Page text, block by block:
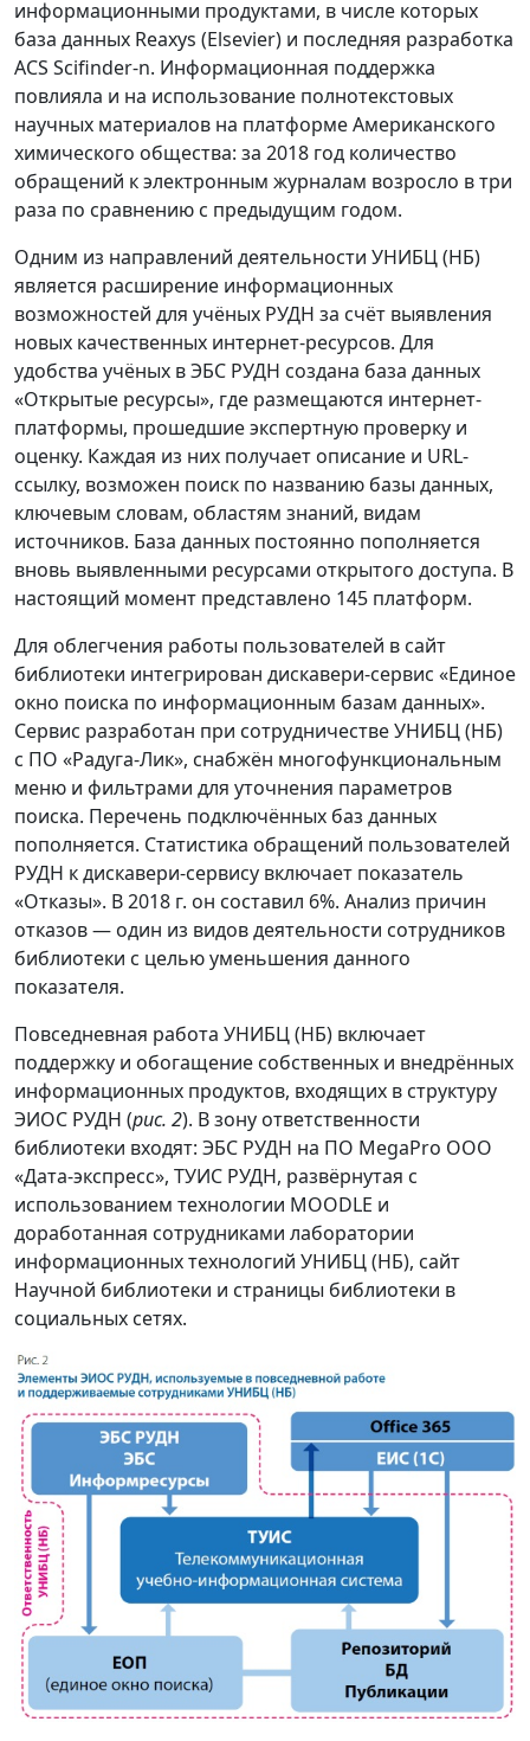
информационными продуктами, в числе которых
база данных Reaxys (Elsevier) и последняя разработка
ACS Scifinder-n. Информационная поддержка
повлияла и на использование полнотекстовых
научных материалов на платформе Американского
химического общества: за 2018 год количество
обращений к электронным журналам возросло в три
раза по сравнению с предыдущим годом.
Одним из направлений деятельности УНИБЦ (НБ)
является расширение информационных
возможностей для учёных РУДН за счёт выявления
новых качественных интернет-ресурсов. Для
удобства учёных в ЭБС РУДН создана база данных
«Открытые ресурсы», где размещаются интернет-
платформы, прошедшие экспертную проверку и
оценку. Каждая из них получает описание и URL-
ссылку, возможен поиск по названию базы данных,
ключевым словам, областям знаний, видам
источников. База данных постоянно пополняется
вновь выявленными ресурсами открытого доступа. В
настоящий момент представлено 145 платформ.
Для облегчения работы пользователей в сайт
библиотеки интегрирован дискавери-сервис «Единое
окно поиска по информационным базам данных».
Сервис разработан при сотрудничестве УНИБЦ (НБ)
с ПО «Радуга-Лик», снабжён многофункциональным
меню и фильтрами для уточнения параметров
поиска. Перечень подключённых баз данных
пополняется. Статистика обращений пользователей
РУДН к дискавери-сервису включает показатель
«Отказы». В 2018 г. он составил 6%. Анализ причин
отказов — один из видов деятельности сотрудников
библиотеки с целью уменьшения данного
показателя.
Повседневная работа УНИБЦ (НБ) включает
поддержку и обогащение собственных и внедрённых
информационных продуктов, входящих в структуру
ЭИОС РУДН (рис. 2). В зону ответственности
библиотеки входят: ЭБС РУДН на ПО MegaPro ООО
«Дата-экспресс», ТУИС РУДН, развёрнутая с
использованием технологии MOODLE и
доработанная сотрудниками лаборатории
информационных технологий УНИБЦ (НБ), сайт
Научной библиотеки и страницы библиотеки в
социальных сетях.